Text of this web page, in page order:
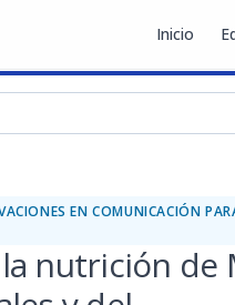
Inicio
EN COMUNICACIÓN
nutrición de